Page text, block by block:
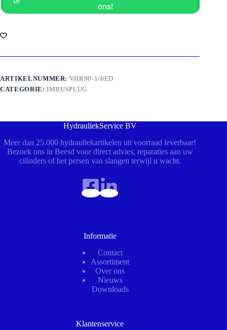
ons!
ARTIKELNUMMER: VHR90-1/8ED
CATEGORIE:IMBUSPLUG
HydrauliekService BV
Meer dan 25.000 hydrauliekartikelen uit voorraad leverbaar!
Bezoek ons in Beesd voor direct advies, reparaties aan uw
cilinders of het persen van slangen terwijl u wacht.
Informatie
Contact
Assortiment
Over ons
Nieuws
Downloads
Klantenservice